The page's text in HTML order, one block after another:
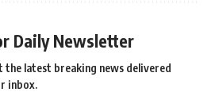
Daily Newsletter
the latest breaking news delivered
inbox.